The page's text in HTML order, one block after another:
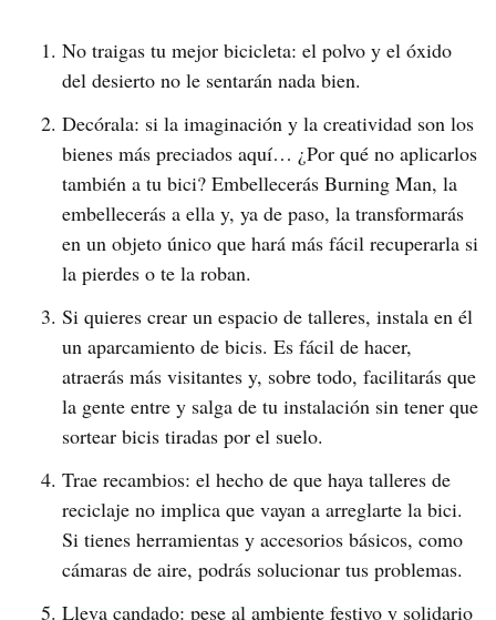
No traigas tu mejor bicicleta: el polvo y el óxido
del desierto no le sentarán nada bien.
Decórala: si la imaginación y la creatividad son los
bienes más preciados aquí… ¿Por qué no aplicarlos
también a tu bici? Embellecerás Burning Man, la
embellecerás a ella y, ya de paso, la transformarás
en un objeto único que hará más fácil recuperarla si
la pierdes o te la roban.
Si quieres crear un espacio de talleres, instala en él
un aparcamiento de bicis. Es fácil de hacer,
atraerás más visitantes y, sobre todo, facilitarás que
la gente entre y salga de tu instalación sin tener que
sortear bicis tiradas por el suelo.
Trae recambios: el hecho de que haya talleres de
reciclaje no implica que vayan a arreglarte la bici.
Si tienes herramientas y accesorios básicos, como
cámaras de aire, podrás solucionar tus problemas.
Lleva candado: pese al ambiente festivo y solidario